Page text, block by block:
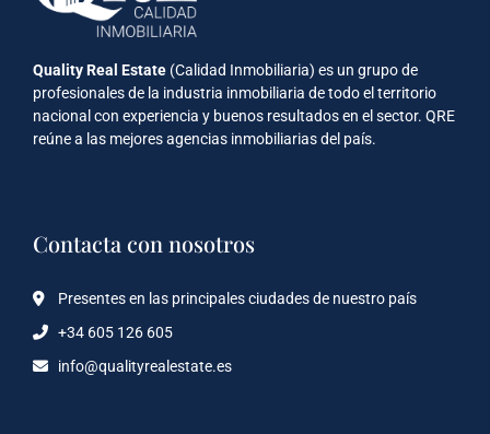
Quality Real Estate (Calidad Inmobiliaria) es un grupo de
profesionales de la industria inmobiliaria de todo el territorio
nacional con experiencia y buenos resultados en el sector. QRE
reúne a las mejores agencias inmobiliarias del país.
Contacta con nosotros
Presentes en las principales ciudades de nuestro país
+34 605 126 605
info@qualityrealestate.es